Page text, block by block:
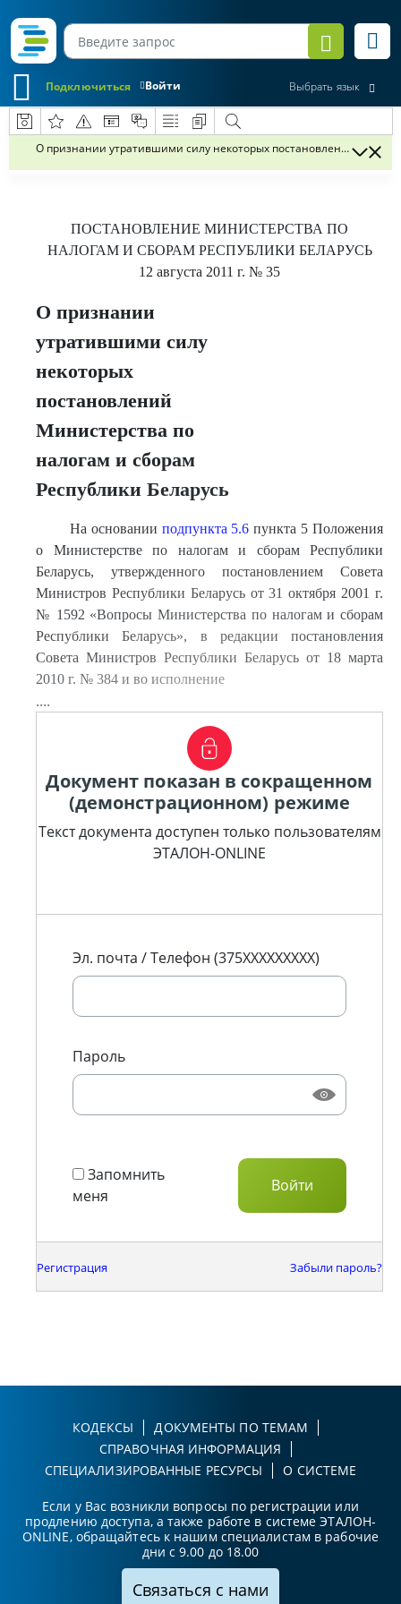
Войти
Подключиться Выбрать язык
О признании утратившими силу некоторых постановлений
ПОСТАНОВЛЕНИЕ МИНИСТЕРСТВА ПО
НАЛОГАМ И СБОРАМ РЕСПУБЛИКИ БЕЛАРУСЬ
12 августа 2011 г. № 35
О признании
утратившими силу
некоторых
постановлений
Министерства по
налогам и сборам
Республики Беларусь
На основании подпункта 5.6 пункта 5 Положения
о Министерстве по налогам и сборам Республики
Беларусь, утвержденного постановлением Совета
Министров Республики Беларусь от 31 октября 2001 г.
№ 1592 «Вопросы Министерства по налогам и сборам
Республики Беларусь», в редакции постановления
Совета Министров Республики Беларусь от 18 марта
2010 г. № 384 и во исполнение
....
Документ показан в сокращенном
(демонстрационном) режиме
Текст документа доступен только пользователям
ЭТАЛОН-ONLINE
Эл. почта / Телефон (375XXXXXXXXX)
Пароль
Запомнить
меня
Регистрация Забыли пароль?
КОДЕКСЫ
ДОКУМЕНТЫ ПО ТЕМАМ
СПРАВОЧНАЯ ИНФОРМАЦИЯ
СПЕЦИАЛИЗИРОВАННЫЕ РЕСУРСЫ
О СИСТЕМЕ
Если у Вас возникли вопросы по регистрации или
продлению доступа, а также работе в системе ЭТАЛОН-
ONLINE, обращайтесь к нашим специалистам в рабочие
дни с 9.00 до 18.00
Связаться с нами